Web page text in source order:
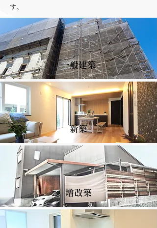
す。
一般建築
新築
増改築